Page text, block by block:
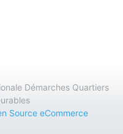
Démarches Quartiers
Source eCommerce